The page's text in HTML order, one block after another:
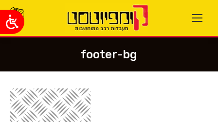
footer-bg
You are here: